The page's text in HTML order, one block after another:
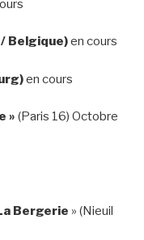
Belgique)en cours
en cours
» (Paris 16) Octobre
Bergerie » (Nieuil